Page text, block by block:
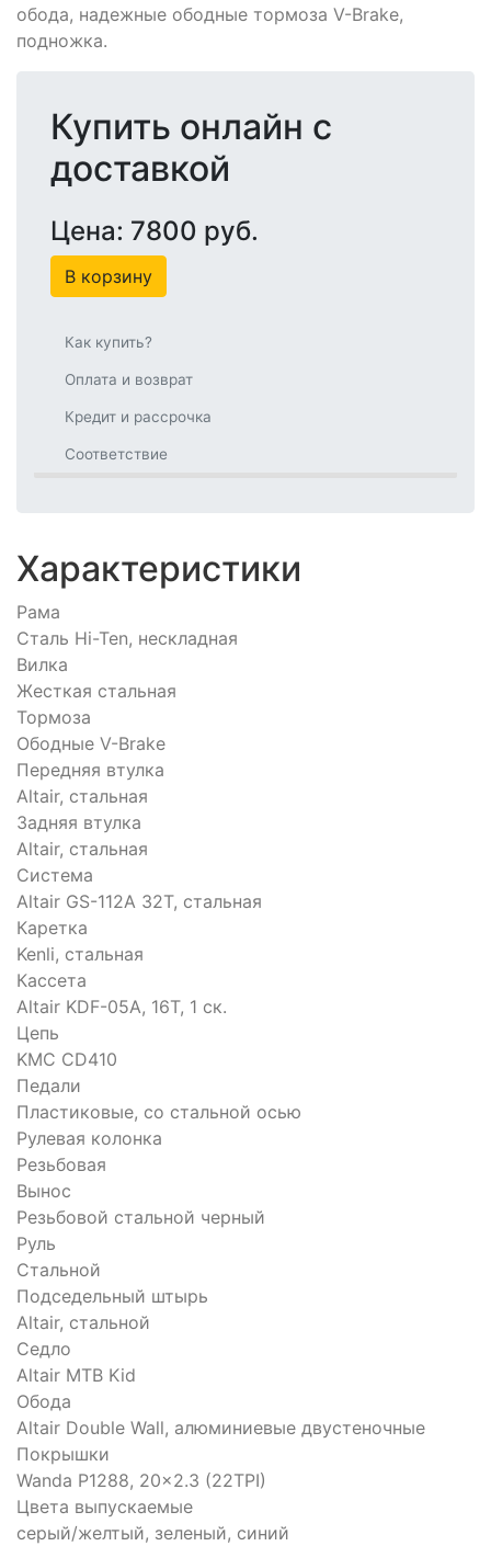
обода, надежные ободные тормоза V-Brake,
подножка.
Купить онлайн с
доставкой
Цена: 7800 руб.
В корзину
Как купить?
Оплата и возврат
Кредит и рассрочка
Соответствие
Характеристики
Рама
Сталь Hi-Ten, нескладная
Вилка
Жесткая стальная
Тормоза
Ободные V-Brake
Передняя втулка
Altair, стальная
Задняя втулка
Altair, стальная
Система
Altair GS-112A 32T, стальная
Каретка
Kenli, стальная
Кассета
Altair KDF-05A, 16T, 1 ск.
Цепь
KMC CD410
Педали
Пластиковые, со стальной осью
Рулевая колонка
Резьбовая
Вынос
Резьбовой стальной черный
Руль
Стальной
Подседельный штырь
Altair, стальной
Седло
Altair MTB Kid
Обода
Altair Double Wall, алюминиевые двустеночные
Покрышки
Wanda P1288, 20x2.3 (22TPI)
Цвета выпускаемые
серый/желтый, зеленый, синий